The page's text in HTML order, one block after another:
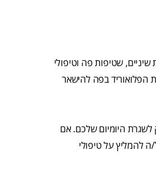
שטיפות פה וטיפולי
הפלואוריד בפה להישאר
היומיום שלכם. אם
להמליץ על טיפולי